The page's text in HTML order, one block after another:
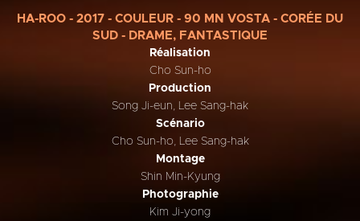
HA-ROO - 2017 - COULEUR - 90 MN VOSTA - CORÉE DU
SUD - DRAME, FANTASTIQUE
Réalisation
Cho Sun-ho
Production
Song Ji-eun, Lee Sang-hak
Scénario
Cho Sun-ho, Lee Sang-hak
Montage
Shin Min-Kyung
Photographie
Kim Ji-yong